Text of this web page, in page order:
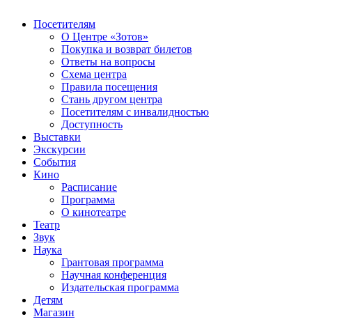
Посетителям
О Центре «Зотов»
Покупка и возврат билетов
Ответы на вопросы
Схема центра
Правила посещения
Стань другом центра
Посетителям с инвалидностью
Доступность
Выставки
Экскурсии
События
Кино
Расписание
Программа
О кинотеатре
Театр
Звук
Наука
Грантовая программа
Научная конференция
Издательская программа
Детям
Магазин